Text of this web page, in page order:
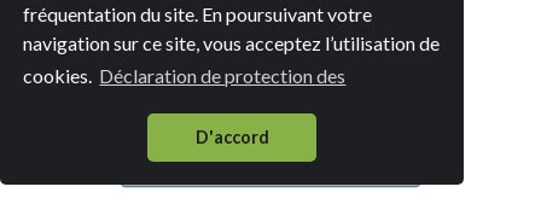
fréquentation du site. En poursuivant votre
navigation sur ce site, vous acceptez l’utilisation de
cookies. Déclaration de protection des
D'accord
Plafond tendu dans la salle de
bains à Braine-l'Alleud